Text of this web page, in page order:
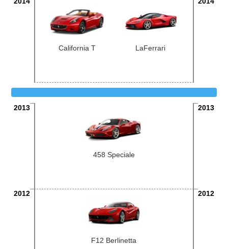
California T LaFerrari
2013 2013
458 Speciale
2012 2012
F12 Berlinetta